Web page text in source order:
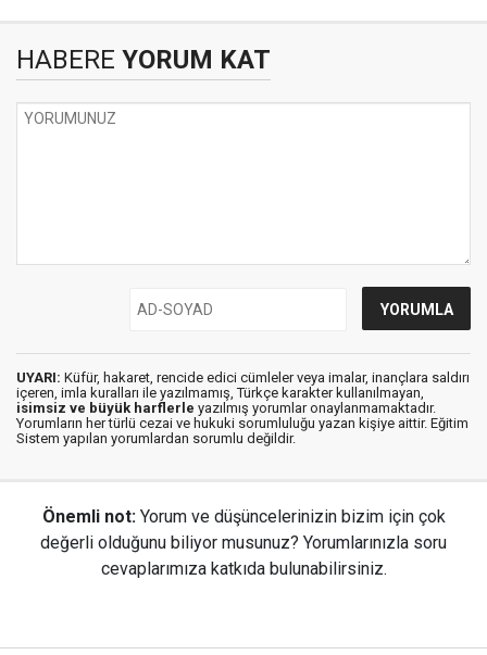
HABERE YORUM KAT
UYARI: Küfür, hakaret, rencide edici cümleler veya imalar, inançlara saldırı
içeren, imla kuralları ile yazılmamış, Türkçe karakter kullanılmayan,
isimsiz ve büyük harflerle yazılmış yorumlar onaylanmamaktadır.
Yorumların her türlü cezai ve hukuki sorumluluğu yazan kişiye aittir. Eğitim
Sistem yapılan yorumlardan sorumlu değildir.
Önemli not: Yorum ve düşüncelerinizin bizim için çok
değerli olduğunu biliyor musunuz? Yorumlarınızla soru
cevaplarımıza katkıda bulunabilirsiniz.